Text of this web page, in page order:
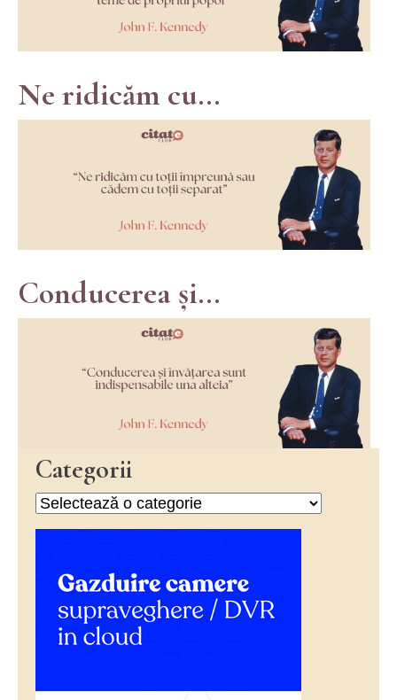
Ne ridicăm cu...
Conducerea și...
Categorii
Categorii